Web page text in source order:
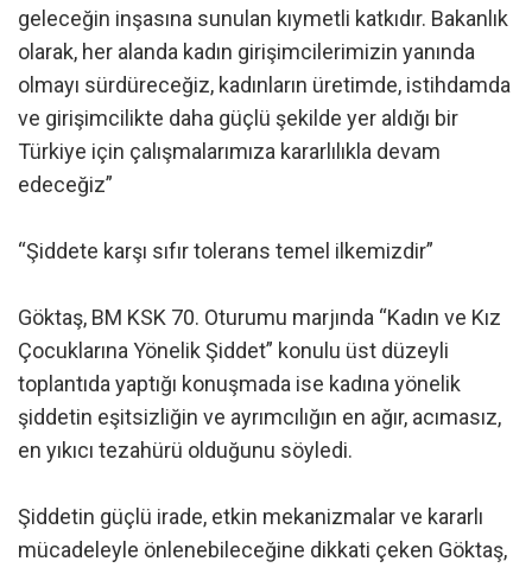
geleceğin inşasına sunulan kıymetli katkıdır. Bakanlık
olarak, her alanda kadın girişimcilerimizin yanında
olmayı sürdüreceğiz, kadınların üretimde, istihdamda
ve girişimcilikte daha güçlü şekilde yer aldığı bir
Türkiye için çalışmalarımıza kararlılıkla devam
edeceğiz”
“Şiddete karşı sıfır tolerans temel ilkemizdir”
Göktaş, BM KSK 70. Oturumu marjında “Kadın ve Kız
Çocuklarına Yönelik Şiddet” konulu üst düzeyli
toplantıda yaptığı konuşmada ise kadına yönelik
şiddetin eşitsizliğin ve ayrımcılığın en ağır, acımasız,
en yıkıcı tezahürü olduğunu söyledi.
Şiddetin güçlü irade, etkin mekanizmalar ve kararlı
mücadeleyle önlenebileceğine dikkati çeken Göktaş,